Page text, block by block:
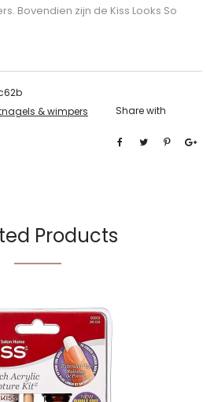
Bovendien zijn de Kiss Looks So
& wimpers
Share with
Products